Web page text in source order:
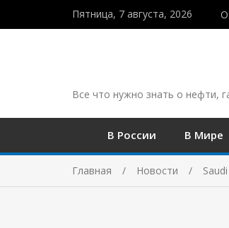
Пятница, 7 августа, 2026 О
Все что нужно знать о нефти,
В России В Мире
Главная Новости